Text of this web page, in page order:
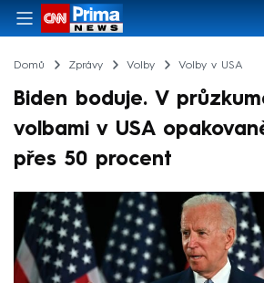
Domů Zprávy Volby Volby v USA
Biden boduje. V
volbami v USA
přes 50 procent